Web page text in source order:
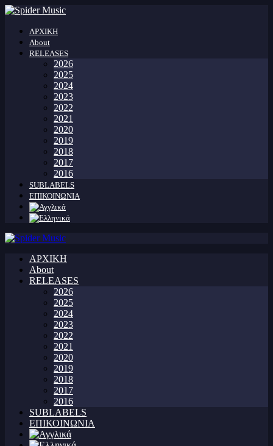
ΑΡΧΙΚΗ
About
RELEASES
2026
2025
2024
2023
2022
2021
2020
2019
2018
2017
2016
SUBLABELS
ΕΠΙΚΟΙΝΩΝΙΑ
ΑΡΧΙΚΗ
About
RELEASES
2026
2025
2024
2023
2022
2021
2020
2019
2018
2017
2016
SUBLABELS
ΕΠΙΚΟΙΝΩΝΙΑ